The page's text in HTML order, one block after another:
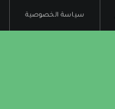
سياسة الخصوصية